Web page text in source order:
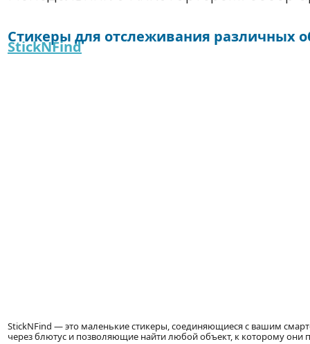
Стикеры для отслеживания различных
StickNFind
StickNFind — это маленькие стикеры, соединяющиеся с вашим
через блютус и позволяющие найти любой объект, к которому они